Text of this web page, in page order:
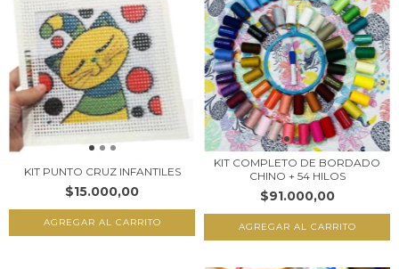
KIT PUNTO CRUZ INFANTILES
$15.000,00
AGREGAR AL CARRITO
KIT COMPLETO DE BORDADO
CHINO + 54 HILOS
$91.000,00